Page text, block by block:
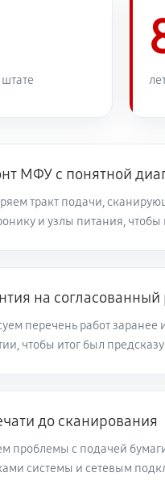
МФУ с понятной
тракт подачи,
и узлы питания, чтобы
на
перечень работ
чтобы итог был
до сканирования
проблемы с подачей
системы и сетевым